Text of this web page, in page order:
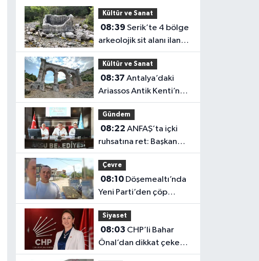
Kültür ve Sanat
08:39
arkeolojik sit alanı ilan
edildi
Kültür ve Sanat
08:37
Ariassos Antik Kenti’nde
Roma’nın görkemli
kapısı: Alexander
Severus
Gündem
08:22
ruhsatına ret: Başkan
Yıldırım nedenini
açıkladı
Çevre
08:10Döşemealtı’nda
Yeni Parti’den çöp
uyarısı!
Siyaset
08:03
Önal’dan dikkat çeken
açıklama!